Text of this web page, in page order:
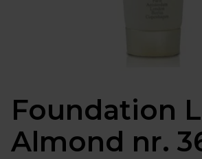
Foundation
Almond nr.